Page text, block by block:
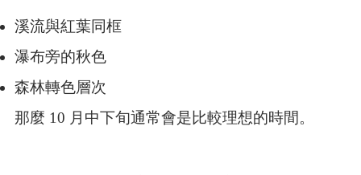
溪流與紅葉同框
瀑布旁的秋色
森林轉色層次
那麼 10 月中下旬通常會是比較理想的時間。